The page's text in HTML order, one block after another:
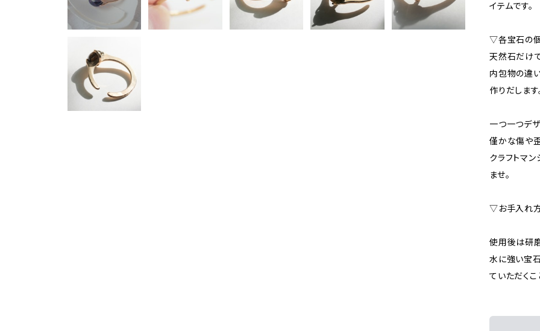
イテムです。
▽各宝石の個
天然石だけ
内包物の違
作りだします
一つ一つデ
僅かな傷や
クラフトマ
ませ。
▽お手入れ
使用後は研
水に強い宝
ていただくこ